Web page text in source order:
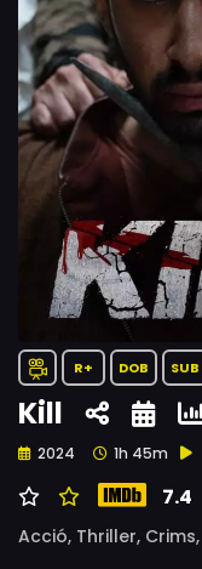
R+ DOB SUB
Kill
2024 1h 45m
7.4
Acció, Thriller, Crims,